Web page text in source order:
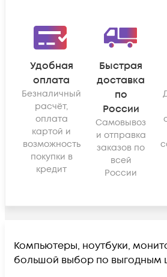
Удобная
оплата
Безналичный
расчёт,
оплата
картой и
возможность
покупки в
кредит
Быстрая
доставка
по
России
Самовывоз
и отправка
заказов по
всей
России
Компьютеры, ноутбуки,
большой выбор по выгодным